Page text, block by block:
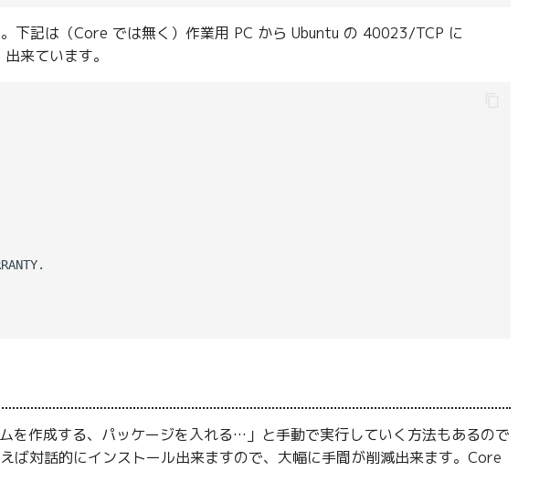
下記は（Core では無く）作業用 PC から Ubuntu の 40023/TCP に
来ています。
を作成する、パッケージを入れる…」と手動で実行していく方法もあるので
対話的にインストール出来ますので、大幅に手間が削減出来ます。Core